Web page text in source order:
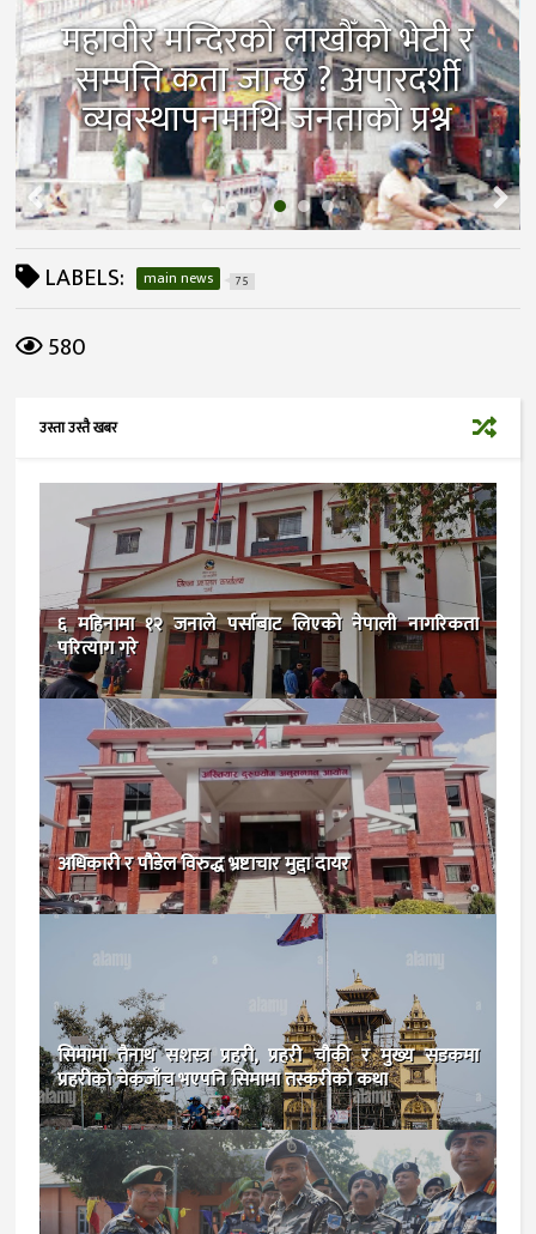
महावीर मन्दिरकाे लाखौँको भेटी र
सम्पत्ति कता जान्छ ? अपारदर्शी
व्यवस्थापनमाथि जनताको प्रश्न
LABELS: main news 75
580
उस्ता उस्तै खबर
६ महिनामा १२ जनाले पर्साबाट लिएको नेपाली नागरिकता
परित्याग गरे
अधिकारी र पौडेल विरुद्ध भ्रष्टाचार मुद्दा दायर
सिमामा तैनाथ सशस्त्र प्रहरी, प्रहरी चौकी र मुख्य सडकमा
प्रहरीको चेकजाँच भएपनि सिमामा तस्करीकाे कथा